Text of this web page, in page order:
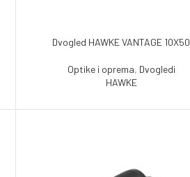
Dvogled HAWKE VANTAGE 10X50
Optike i oprema, Dvogledi
HAWKE